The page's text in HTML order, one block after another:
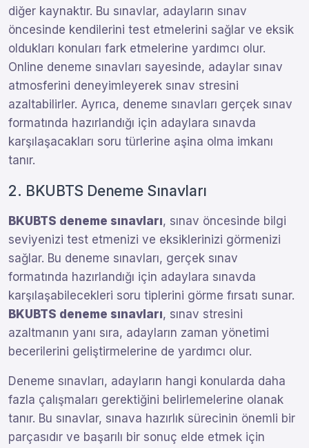
diğer kaynaktır. Bu sınavlar, adayların sınav
öncesinde kendilerini test etmelerini sağlar ve eksik
oldukları konuları fark etmelerine yardımcı olur.
Online deneme sınavları sayesinde, adaylar sınav
atmosferini deneyimleyerek sınav stresini
azaltabilirler. Ayrıca, deneme sınavları gerçek sınav
formatında hazırlandığı için adaylara sınavda
karşılaşacakları soru türlerine aşina olma imkanı
tanır.
2. BKUBTS Deneme Sınavları
BKUBTS deneme sınavları, sınav öncesinde bilgi
seviyenizi test etmenizi ve eksiklerinizi görmenizi
sağlar. Bu deneme sınavları, gerçek sınav
formatında hazırlandığı için adaylara sınavda
karşılaşabilecekleri soru tiplerini görme fırsatı sunar.
BKUBTS deneme sınavları, sınav stresini
azaltmanın yanı sıra, adayların zaman yönetimi
becerilerini geliştirmelerine de yardımcı olur.
Deneme sınavları, adayların hangi konularda daha
fazla çalışmaları gerektiğini belirlemelerine olanak
tanır. Bu sınavlar, sınava hazırlık sürecinin önemli bir
parçasıdır ve başarılı bir sonuç elde etmek için